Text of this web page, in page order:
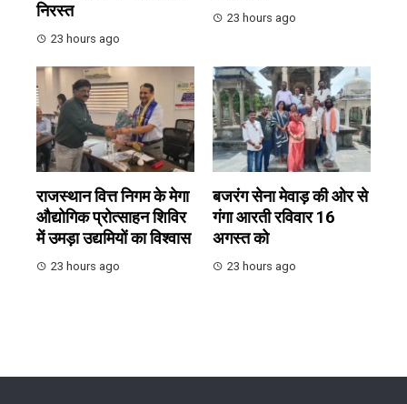
निरस्त
23 hours ago
23 hours ago
राजस्थान वित्त निगम के मेगा
औद्योगिक प्रोत्साहन शिविर
में उमड़ा उद्यमियों का विश्वास
23 hours ago
बजरंग सेना मेवाड़ की ओर से
गंगा आरती रविवार 16
अगस्त को
23 hours ago